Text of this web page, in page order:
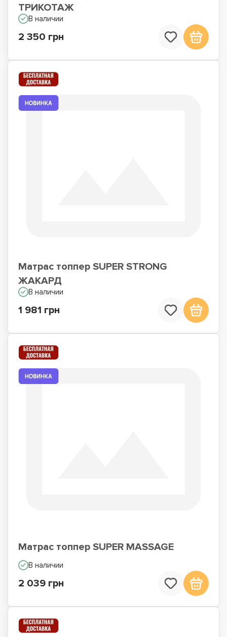
Недорогие матрасы
ТРИКОТАЖ
В наличии
2 350 грн
Матрас топпер SUPER STRONG
ЖАКАРД
В наличии
1 981 грн
Матрас топпер SUPER MASSAGE
В наличии
2 039 грн